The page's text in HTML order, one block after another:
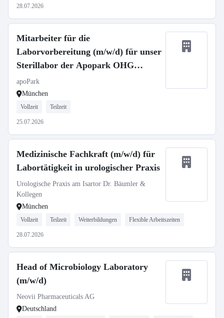
28.07.2026
Mitarbeiter für die
Laborvorbereitung (m/w/d) für unser
Sterillabor der Apopark OHG
gesucht!
apoPark
München
Vollzeit Teilzeit
25.07.2026
Medizinische Fachkraft (m/w/d) für
Labortätigkeit in urologischer Praxis
Urologische Praxis am Isartor Dr. Bäumler &
Kollegen
München
Vollzeit Teilzeit Weiterbildungen Flexible Arbeitszeiten
28.07.2026
Head of Microbiology Laboratory
(m/w/d)
Neovii Pharmaceuticals AG
Deutschland